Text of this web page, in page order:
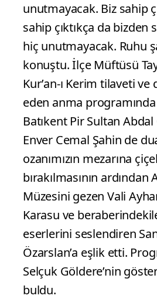
unutmayacak. Biz sahip
sahip çıktıkça da bizden
hiç unutmayacak. Ruhu
konuştu. İlçe Müftüsü
Kur’an-ı Kerim tilaveti ve
eden anma
Batıkent Pir Sultan
Enver Cemal Şahin de
ozanımızın mezarına
bırakılmasının ardından
Müzesini gezen Vali
Karasu ve
eserlerini seslendiren
Özarslan’a eşlik etti.
Selçuk Göldere’nin
buldu.